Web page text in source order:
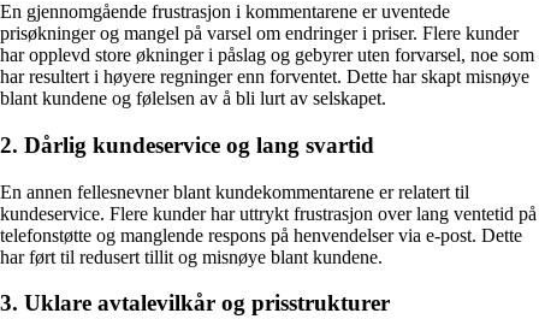
En gjennomgående frustrasjon i kommentarene er uventede
prisøkninger og mangel på varsel om endringer i priser. Flere kunder
har opplevd store økninger i påslag og gebyrer uten forvarsel, noe som
har resultert i høyere regninger enn forventet. Dette har skapt misnøye
blant kundene og følelsen av å bli lurt av selskapet.
2. Dårlig kundeservice og lang svartid
En annen fellesnevner blant kundekommentarene er relatert til
kundeservice. Flere kunder har uttrykt frustrasjon over lang ventetid på
telefonstøtte og manglende respons på henvendelser via e-post. Dette
har ført til redusert tillit og misnøye blant kundene.
3. Uklare avtalevilkår og prisstrukturer